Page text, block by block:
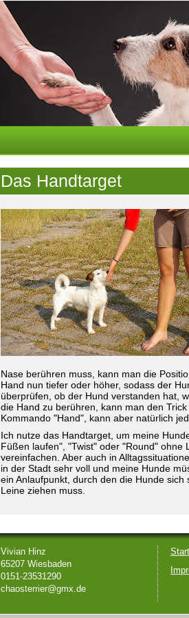
Das Handtarget
Nase berühren muss, kann man die
Hand nun tiefer oder höher, sodass der
überprüfen, ob der Hund verstanden hat,
die Hand zu berühren, kann man den
Kommando "Hand", kann aber natürlich
Ich nutze das Handtarget, um meine
Füßen laufen", "Twist" oder "Round" ohne
vereinfachen. Aber auch in
in der Stadt sehr voll und meine Hunde
ein Anlaufpunkt, durch den die Hunde
Leine ziehen muss.
Vivian Hinz
65207 Wiesbaden
0151-23531290
chaosterrier@gmx.de